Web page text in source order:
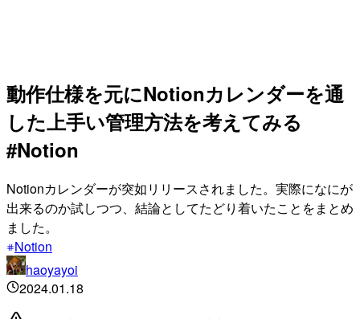
動作仕様を元にNotionカレンダーを通
した上手い管理方法を考えてみる
#Notion
Notionカレンダーが突如リリースされました。実際になにが
出来るのか試しつつ、結論としてたどり着いたことをまとめ
ました。
Notion
haoyayoi
2024.01.18